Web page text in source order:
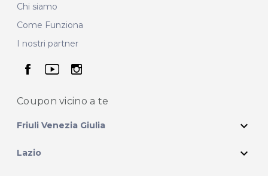
Chi siamo
Come Funziona
I nostri partner
seguici su facebook
seguici su youtube
seguici su instagram
Coupon vicino a te
Friuli Venezia Giulia expand_more
Lazio expand_more